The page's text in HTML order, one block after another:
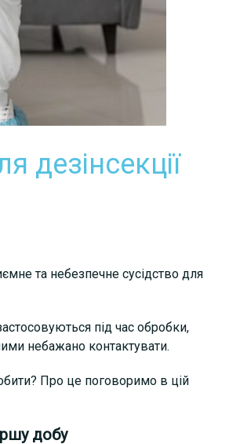
дезінсекції
та небезпечне сусідство для
під час обробки,
небажано контактувати.
Про це поговоримо в цій
добу